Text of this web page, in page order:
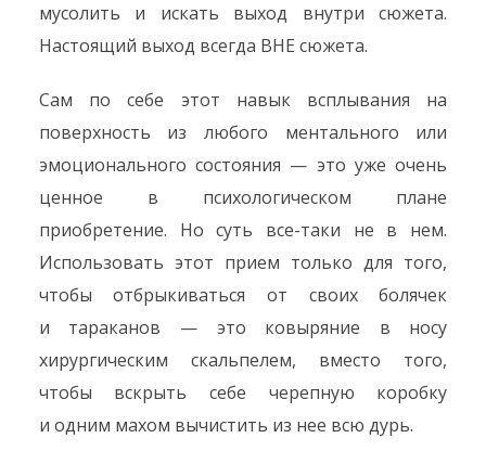
мусолить и искать выход внутри сюжета.
Настоящий выход всегда ВНЕ сюжета.
Сам по себе этот навык всплывания на
поверхность из любого ментального или
эмоционального состояния — это уже очень
ценное в психологическом плане
приобретение. Но суть все-таки не в нем.
Использовать этот прием только для того,
чтобы отбрыкиваться от своих болячек
и тараканов — это ковыряние в носу
хирургическим скальпелем, вместо того,
чтобы вскрыть себе черепную коробку
и одним махом вычистить из нее всю дурь.